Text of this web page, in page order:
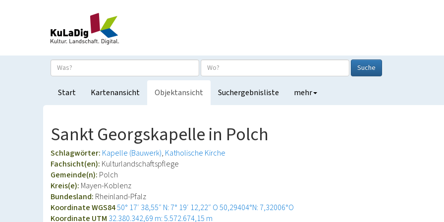
Suche
Start Kartenansicht Objektansicht Suchergebnisliste mehr
Sankt Georgskapelle in Polch
Schlagwörter: Kapelle (Bauwerk) Katholische Kirche
Fachsicht(en): Kulturlandschaftspflege
Gemeinde(n): Polch
Kreis(e): Mayen-Koblenz
Bundesland: Rheinland-Pfalz
Koordinate WGS8450° 17′ 38,55″ N: 7° 19′ 12,22″ O50,29404°N: 7,32006°O
Koordinate UTM 32.380.342,69 m: 5.572.674,15 m